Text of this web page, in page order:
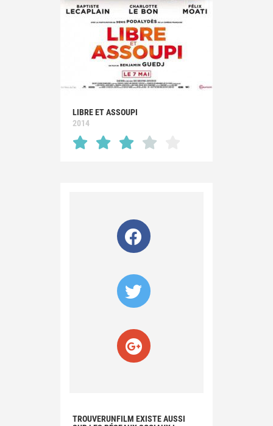
LIBRE ET ASSOUPI
2014
TROUVERUNFILM EXISTE AUSSI